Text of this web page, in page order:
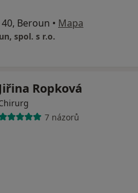
Beroun • Mapa
spol. s r.o.
Ropková
7 názorů